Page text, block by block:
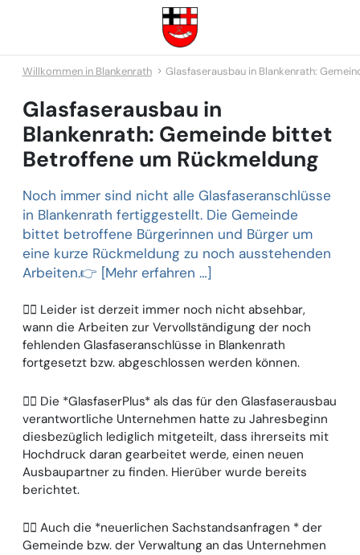
Willkommen in Blankenrath Glasfaserausbau in Blankenrath:
Glasfaserausbau in
Blankenrath: Gemeinde bittet
Betroffene um Rückmeldung
Noch immer sind nicht alle Glasfaseranschlüsse
in Blankenrath fertiggestellt. Die Gemeinde
bittet betroffene Bürgerinnen und Bürger um
eine kurze Rückmeldung zu noch ausstehenden
Arbeiten.👉 [Mehr erfahren …]
👉🏻 Leider ist derzeit immer noch nicht absehbar,
wann die Arbeiten zur Vervollständigung der noch
fehlenden Glasfaseranschlüsse in Blankenrath
fortgesetzt bzw. abgeschlossen werden können.
👉🏻 Die *GlasfaserPlus* als das für den Glasfaserausbau
verantwortliche Unternehmen hatte zu Jahresbeginn
diesbezüglich lediglich mitgeteilt, dass ihrerseits mit
Hochdruck daran gearbeitet werde, einen neuen
Ausbaupartner zu finden. Hierüber wurde bereits
berichtet.
👉🏻 Auch die *neuerlichen Sachstandsanfragen * der
Gemeinde bzw. der Verwaltung an das Unternehmen